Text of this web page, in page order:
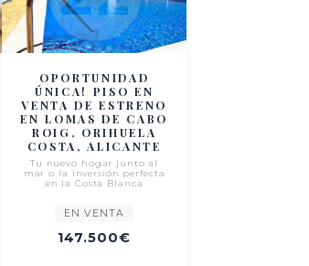
OPORTUNIDAD
ÚNICA! PISO EN
VENTA DE ESTRENO
EN LOMAS DE CABO
ROIG, ORIHUELA
COSTA, ALICANTE
Tu nuevo hogar junto al
mar o la inversión perfecta
en la Costa Blanca
EN VENTA
147.500€